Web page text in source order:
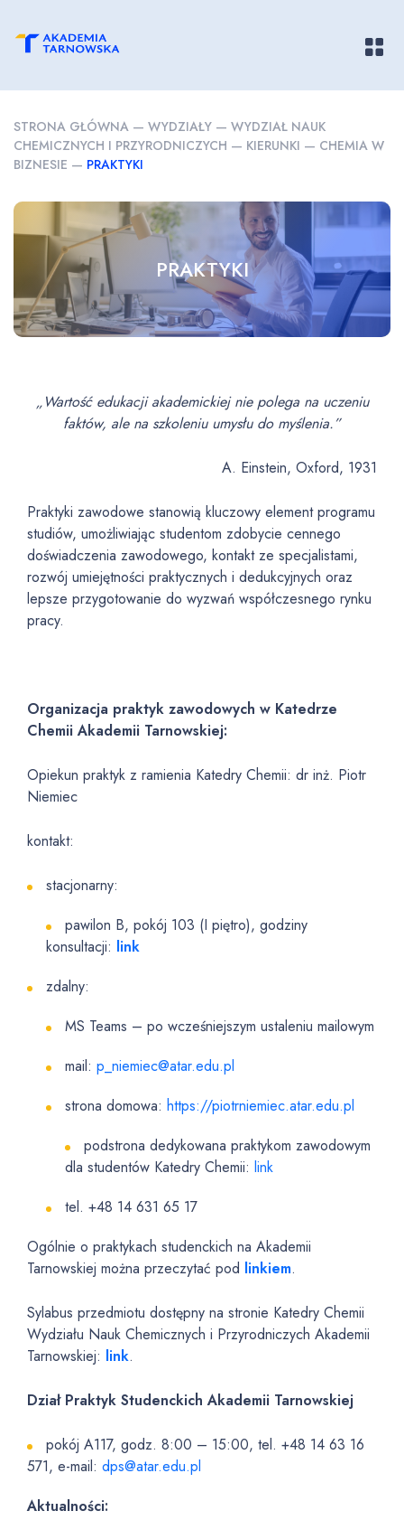
STRONA GŁÓWNA — WYDZIAŁY — WYDZIAŁ NAUK
CHEMICZNYCH I PRZYRODNICZYCH — KIERUNKI — CHEMIA W
BIZNESIE — PRAKTYKI
PRAKTYKI
„Wartość edukacji akademickiej nie polega na uczeniu
faktów, ale na szkoleniu umysłu do myślenia.”
A. Einstein, Oxford, 1931
Praktyki zawodowe stanowią kluczowy element programu
studiów, umożliwiając studentom zdobycie cennego
doświadczenia zawodowego, kontakt ze specjalistami,
rozwój umiejętności praktycznych i dedukcyjnych oraz
lepsze przygotowanie do wyzwań współczesnego rynku
pracy.
Organizacja praktyk zawodowych w Katedrze
Chemii Akademii Tarnowskiej:
Opiekun praktyk z ramienia Katedry Chemii: dr inż. Piotr
Niemiec
kontakt:
stacjonarny:
pawilon B, pokój 103 (I piętro), godziny
konsultacji: link
zdalny:
MS Teams – po wcześniejszym ustaleniu mailowym
mail: p_niemiec@atar.edu.pl
strona domowa: https://piotrniemiec.atar.edu.pl
podstrona dedykowana praktykom zawodowym
dla studentów Katedry Chemii: link
tel. +48 14 631 65 17
Ogólnie o praktykach studenckich na Akademii
Tarnowskiej można przeczytać pod linkiem.
Sylabus przedmiotu dostępny na stronie Katedry Chemii
Wydziału Nauk Chemicznych i Przyrodniczych Akademii
Tarnowskiej: link.
Dział Praktyk Studenckich Akademii Tarnowskiej
pokój A117, godz. 8:00 – 15:00, tel. +48 14 63 16
571, e-mail: dps@atar.edu.pl
Aktualności: